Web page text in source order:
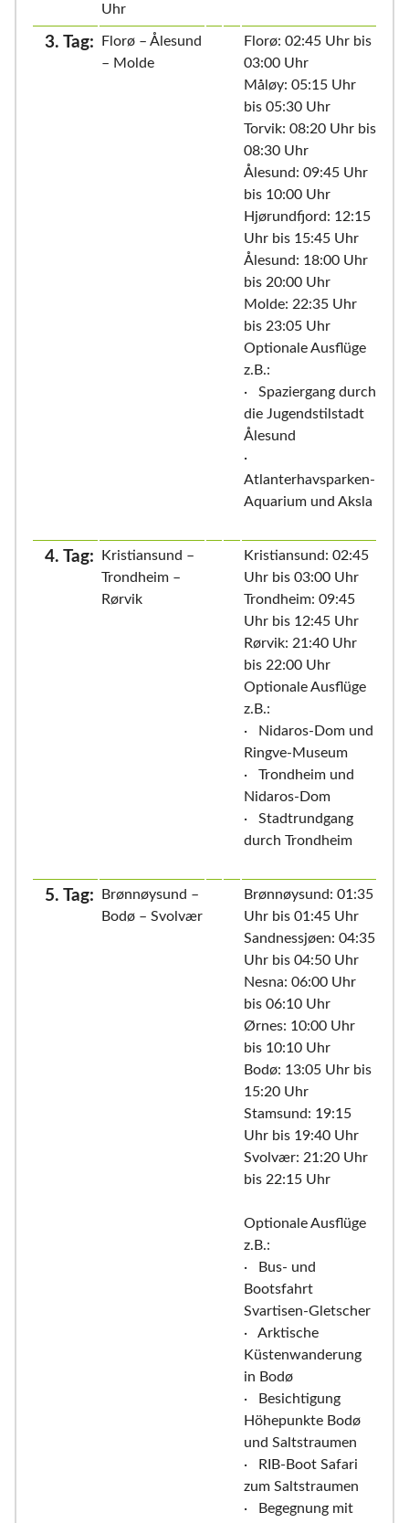
Uhr
3. Tag:
Florø – Ålesund
– Molde
Florø: 02:45 Uhr bis
03:00 Uhr
Måløy: 05:15 Uhr
bis 05:30 Uhr
Torvik: 08:20 Uhr bis
08:30 Uhr
Ålesund: 09:45 Uhr
bis 10:00 Uhr
Hjørundfjord: 12:15
Uhr bis 15:45 Uhr
Ålesund: 18:00 Uhr
bis 20:00 Uhr
Molde: 22:35 Uhr
bis 23:05 Uhr
Optionale Ausflüge
z.B.:
· Spaziergang durch
die Jugendstilstadt
Ålesund
·
Atlanterhavsparken-
Aquarium und Aksla
4. Tag:
Kristiansund –
Trondheim –
Rørvik
Kristiansund: 02:45
Uhr bis 03:00 Uhr
Trondheim: 09:45
Uhr bis 12:45 Uhr
Rørvik: 21:40 Uhr
bis 22:00 Uhr
Optionale Ausflüge
z.B.:
· Nidaros-Dom und
Ringve-Museum
· Trondheim und
Nidaros-Dom
· Stadtrundgang
durch Trondheim
5. Tag:
Brønnøysund –
Bodø – Svolvær
Brønnøysund: 01:35
Uhr bis 01:45 Uhr
Sandnessjøen: 04:35
Uhr bis 04:50 Uhr
Nesna: 06:00 Uhr
bis 06:10 Uhr
Ørnes: 10:00 Uhr
bis 10:10 Uhr
Bodø: 13:05 Uhr bis
15:20 Uhr
Stamsund: 19:15
Uhr bis 19:40 Uhr
Svolvær: 21:20 Uhr
bis 22:15 Uhr
Optionale Ausflüge
z.B.:
· Bus- und
Bootsfahrt
Svartisen-Gletscher
· Arktische
Küstenwanderung
in Bodø
· Besichtigung
Höhepunkte Bodø
und Saltstraumen
· RIB-Boot Safari
zum Saltstraumen
· Begegnung mit